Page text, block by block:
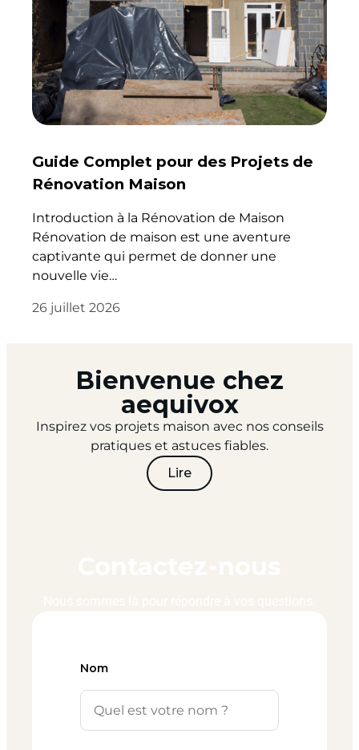
Guide Complet pour des Projets de
Rénovation Maison
Introduction à la Rénovation de Maison
Rénovation de maison est une aventure
captivante qui permet de donner une
nouvelle vie…
26 juillet 2026
Bienvenue chez
aequivox
Inspirez vos projets maison avec nos conseils
pratiques et astuces fiables.
Lire
Nom